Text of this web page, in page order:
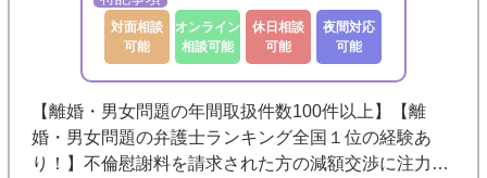
対面相談
可能
オンライン
相談可能
休日相談
可能
夜間対応
可能
【離婚・男女問題の年間取扱件数100件以上】【離
婚・男女問題の弁護士ランキング全国１位の経験あ
り！】不倫慰謝料を請求された方の減額交渉に注力。